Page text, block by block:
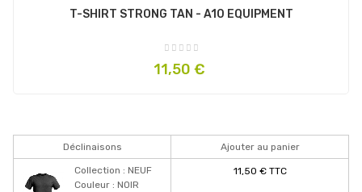
T-SHIRT STRONG TAN - A10 EQUIPMENT
Prix
11,50 €
Déclinaisons Ajouter au panier
Collection : NEUF
Couleur : NOIR
11,50 € TTC